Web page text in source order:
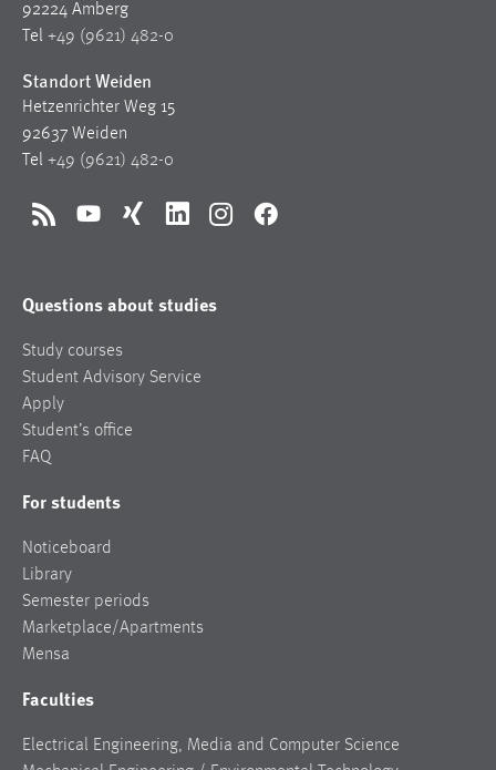
92224 Amberg
Tel +49 (9621) 482-0
Standort Weiden
Hetzenrichter Weg 15
92637 Weiden
Tel +49 (9621) 482-0
RSS YouTubeXing LinkedInInstagramFacebook
Questions about studies
Study courses
Student Advisory Service
Apply
Student’s office
FAQ
For students
Noticeboard
Library
Semester periods
Marketplace/Apartments
Mensa
Faculties
Electrical Engineering, Media and Computer Science